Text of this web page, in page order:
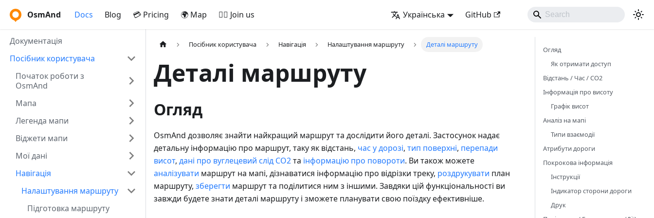
OsmAnd Docs Blog 💳 Pricing 🌍 Map 🚵‍♂️ Join us Українська GitHub
Документація
Посібник користувача
Початок роботи з
OsmAnd
Мапа
Легенда мапи
Віджети мапи
Мої дані
Навігація
Налаштування маршруту
Підготовка маршруту
Посібник користувача Навігація Налаштування маршруту Деталі маршруту
Деталі маршруту
Огляд
OsmAnd дозволяє знайти найкращий маршрут та дослідити його деталі. Застосунок надає
детальну інформацію про маршрут, таку як відстань, час у дорозі, тип поверхні, перепади
висот, дані про вуглецевий слід CO2та інформацію про повороти. Ви також можете
аналізувати маршрут на мапі, дізнаватися інформацію про відрізки треку, роздрукувати план
маршруту, зберегти маршрут та поділитися ним з іншими. Завдяки цій функціональності ви
завжди будете знати деталі маршруту і зможете планувати свою поїздку ефективніше.
Огляд
Як отримати доступ
Відстань / Час / CO2
Інформація про висоту
Графік висот
Аналіз на мапі
Типи взаємодії
Атрибути дороги
Покрокова інформація
Інструкції
Індикатор сторони дороги
Друк